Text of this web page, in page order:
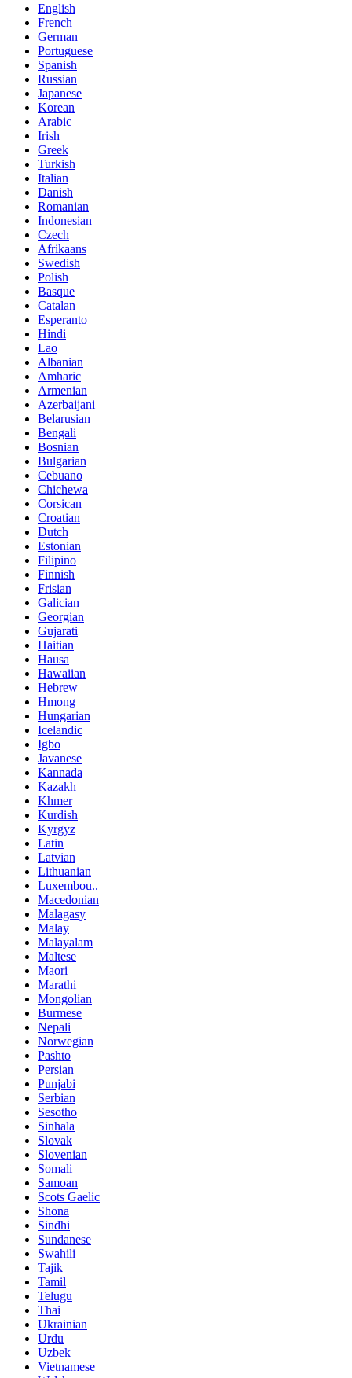
English
French
German
Portuguese
Spanish
Russian
Japanese
Korean
Arabic
Irish
Greek
Turkish
Italian
Danish
Romanian
Indonesian
Czech
Afrikaans
Swedish
Polish
Basque
Catalan
Esperanto
Hindi
Lao
Albanian
Amharic
Armenian
Azerbaijani
Belarusian
Bengali
Bosnian
Bulgarian
Cebuano
Chichewa
Corsican
Croatian
Dutch
Estonian
Filipino
Finnish
Frisian
Galician
Georgian
Gujarati
Haitian
Hausa
Hawaiian
Hebrew
Hmong
Hungarian
Icelandic
Igbo
Javanese
Kannada
Kazakh
Khmer
Kurdish
Kyrgyz
Latin
Latvian
Lithuanian
Luxembou..
Macedonian
Malagasy
Malay
Malayalam
Maltese
Maori
Marathi
Mongolian
Burmese
Nepali
Norwegian
Pashto
Persian
Punjabi
Serbian
Sesotho
Sinhala
Slovak
Slovenian
Somali
Samoan
Scots Gaelic
Shona
Sindhi
Sundanese
Swahili
Tajik
Tamil
Telugu
Thai
Ukrainian
Urdu
Uzbek
Vietnamese